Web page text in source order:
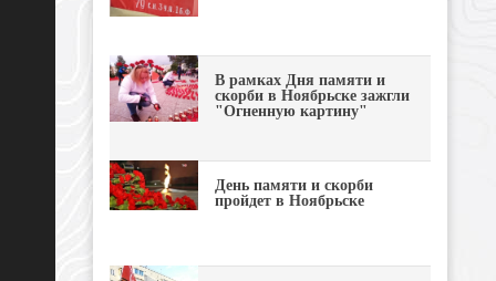
В рамках Дня памяти и
скорби в Ноябрьске зажгли
"Огненную картину"
День памяти и скорби
пройдет в Ноябрьске